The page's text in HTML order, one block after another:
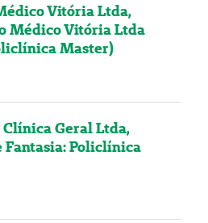
Vitória Ltda,
Médico Vitória Ltda
Master)
Geral Ltda,
Fantasia: Policlínica